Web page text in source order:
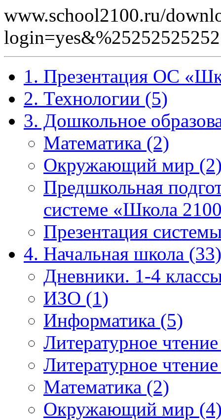
www.school2100.ru/
1. Презентация ОС
2. Технологии (5)
3. Дошкольное
Математика (2)
Окружающий мир
Предшкольная
системе «Школа
Презентация
4. Начальная школа (33)
Дневники. 1-4
ИЗО (1)
Информатика (5)
Литературное
Литературное
Математика (2)
Окружающий мир